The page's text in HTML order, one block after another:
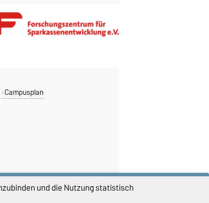
Campusplan
DIESE SEITEund die Nutzung statistisch